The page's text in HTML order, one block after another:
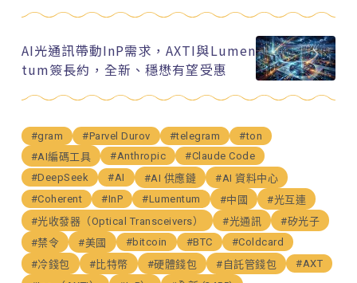
AI光通訊帶動InP需求，AXTI與Lumen
tum簽長約，全新、穩懋有望受惠
#gram #Parvel Durov #telegram
#ton
#AI編碼工具
#Anthropic
#Claude Code
#DeepSeek
#AI #AI 供應鏈
#AI 資料中心
#Coherent
#InP #Lumentum #中國
#光互連
#光收發器（Optical Transceivers）
#光通訊
#矽光子
#禁令
#美國 #bitcoin #BTC
#Coldcard
#冷錢包
#比特幣 #硬體錢包 #自託管錢包
#AXT